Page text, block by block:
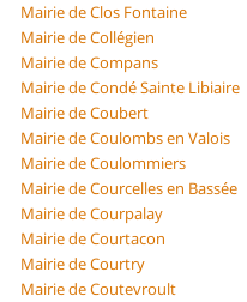
Mairie de Clos Fontaine
Mairie de Collégien
Mairie de Compans
Mairie de Condé Sainte Libiaire
Mairie de Coubert
Mairie de Coulombs en Valois
Mairie de Coulommiers
Mairie de Courcelles en Bassée
Mairie de Courpalay
Mairie de Courtacon
Mairie de Courtry
Mairie de Coutevroult